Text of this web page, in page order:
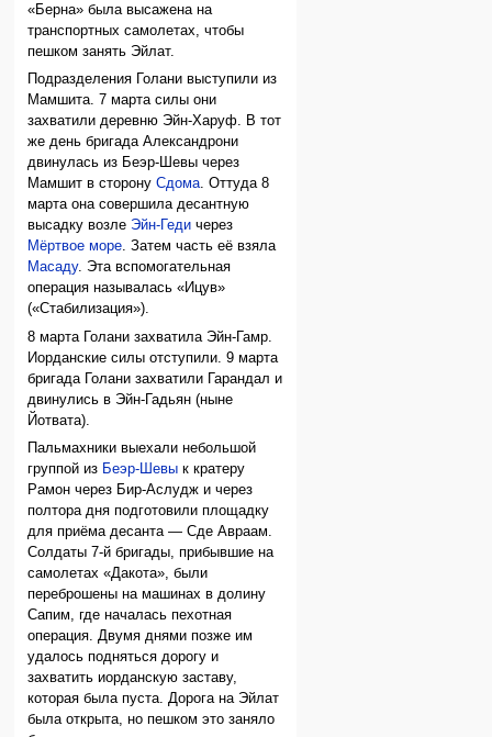
«Берна» была высажена на
транспортных самолетах, чтобы
пешком занять Эйлат.
Подразделения Голани выступили из
Мамшита. 7 марта силы они
захватили деревню Эйн-Харуф. В тот
же день бригада Александрони
двинулась из Беэр-Шевы через
Мамшит в сторонуСдома. Оттуда 8
марта она совершила десантную
высадку возле Эйн-Геди через
Мёртвое море. Затем часть её взяла
Масаду. Эта вспомогательная
операция называлась «Ицув»
(«Стабилизация»).
8 марта Голани захватила Эйн-Гамр.
Иорданские силы отступили. 9 марта
бригада Голани захватили Гарандал и
двинулись в Эйн-Гадьян (ныне
Йотвата).
Пальмахники выехали небольшой
группой из Беэр-Шевы к кратеру
Рамон через Бир-Аслудж и через
полтора дня подготовили площадку
для приёма десанта — Сде Авраам.
Солдаты 7-й бригады, прибывшие на
самолетах «Дакота», были
переброшены на машинах в долину
Сапим, где началась пехотная
операция. Двумя днями позже им
удалось подняться дорогу и
захватить иорданскую заставу,
которая была пуста. Дорога на Эйлат
была открыта, но пешком это заняло